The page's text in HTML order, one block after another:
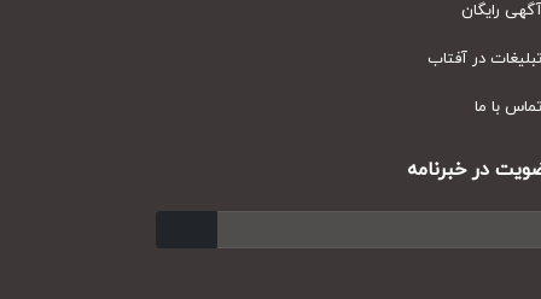
رایگان
در آفتاب
با ما
در خبرنامه